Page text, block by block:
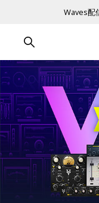
Waves配